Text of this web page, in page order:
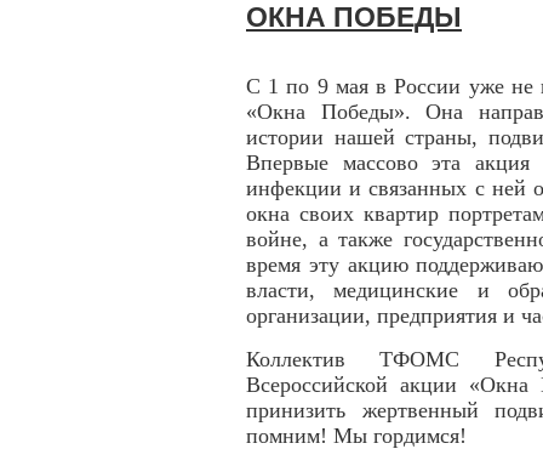
ОКНА ПОБЕДЫ
С 1 по 9 мая в России уже не
«Окна Победы». Она
истории нашей страны,
Впервые массово эта
инфекции и связанных с ней
окна своих квартир
войне, а также
время эту акцию
власти, медицинские и
организации, предприятия и
Коллектив ТФОМС
Всероссийской акции
принизить жертвенный
помним! Мы гордимся!